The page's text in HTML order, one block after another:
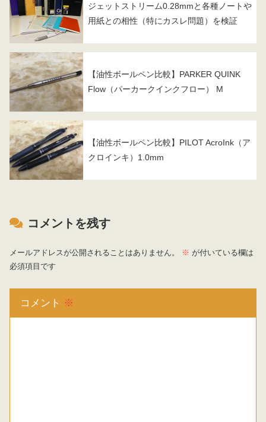
ジェットストリーム0.28mmと各種ノートや
用紙との相性（特にカスレ問題）を検証
【油性ボールペン比較】PARKER QUINK
Flow（パーカークインクフロー） M
【油性ボールペン比較】PILOT AcroInk（ア
クロインキ）1.0mm
コメントを残す
メールアドレスが公開されることはありません。 ※ が付いている欄は
必須項目です
コメント ※